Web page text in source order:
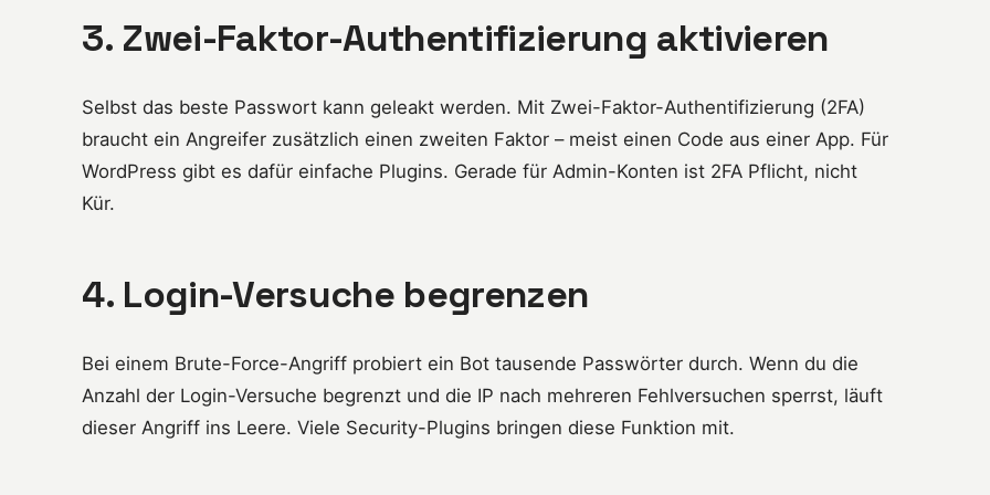
3. Zwei-Faktor-Authentifizierung aktivieren
Selbst das beste Passwort kann geleakt werden. Mit Zwei-Faktor-Authentifizierung (2FA)
braucht ein Angreifer zusätzlich einen zweiten Faktor – meist einen Code aus einer App. Für
WordPress gibt es dafür einfache Plugins. Gerade für Admin-Konten ist 2FA Pflicht, nicht
Kür.
4. Login-Versuche begrenzen
Bei einem Brute-Force-Angriff probiert ein Bot tausende Passwörter durch. Wenn du die
Anzahl der Login-Versuche begrenzt und die IP nach mehreren Fehlversuchen sperrst, läuft
dieser Angriff ins Leere. Viele Security-Plugins bringen diese Funktion mit.